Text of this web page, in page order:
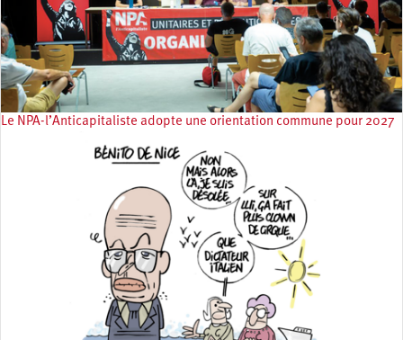
Le NPA-l’Anticapitaliste adopte une orientation commune pour 2027